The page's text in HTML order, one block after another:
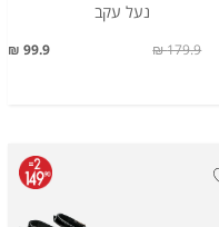
נעל עקב
99.9 ₪ 179.9 ₪